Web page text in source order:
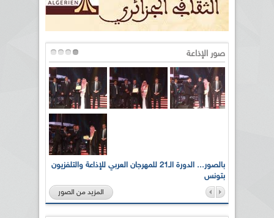
صور الإذاعة
بالصور... الدورة الـ21 للمهرجان العربي للإذاعة والتلفزيون
بتونس
المزيد من الصور